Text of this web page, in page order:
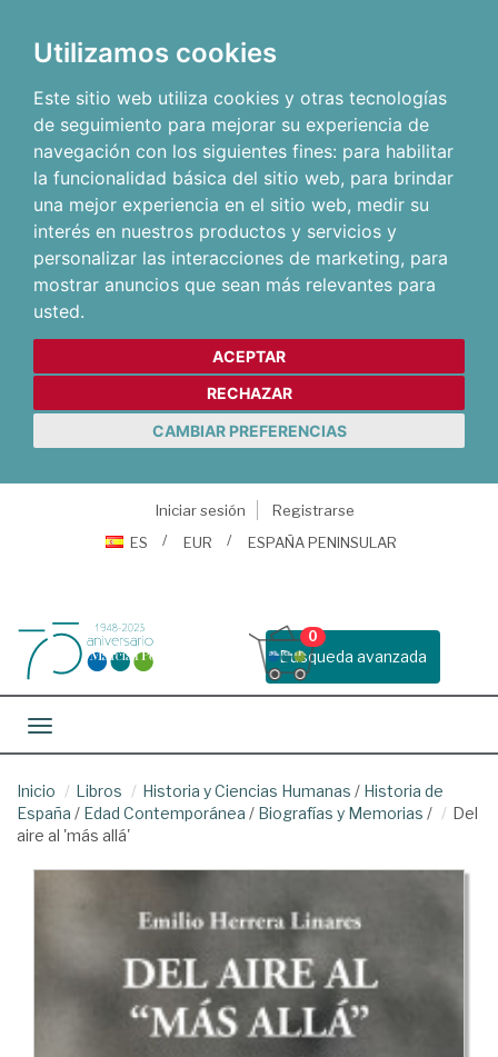
Utilizamos cookies
Este sitio web utiliza cookies y otras tecnologías
de seguimiento para mejorar su experiencia de
navegación con los siguientes fines: para habilitar
la funcionalidad básica del sitio web, para brindar
una mejor experiencia en el sitio web, medir su
interés en nuestros productos y servicios y
personalizar las interacciones de marketing, para
mostrar anuncios que sean más relevantes para
usted.
ACEPTAR
RECHAZAR
CAMBIAR PREFERENCIAS
Iniciar sesión
Registrarse
ES
EUR ESPAÑA PENINSULAR
Busqueda avanzada
0
Toggle navigation
Inicio Libros Historia y Ciencias Humanas / Historia de
España / Edad Contemporánea / Biografías y Memorias /
Del
aire al 'más allá'